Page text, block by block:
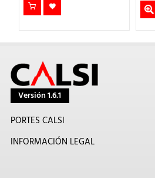
Versión 1.6.1
PORTES CALSI
INFORMACIÓN LEGAL